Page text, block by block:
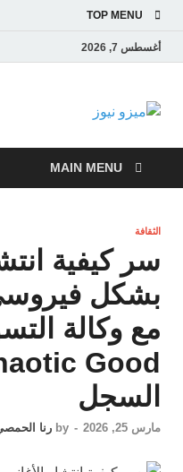
TOP MENU
أغسطس 7, 2026
ميزو
والاقتصادية
MAIN MENU
الثقافة
سر كيفية
بشكل
مع وكالة
السجل
مارس 25, 2026 -
by رنا